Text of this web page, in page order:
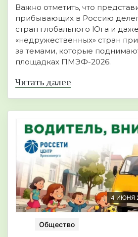
Важно отметить, что
прибывающих в Россию
стран глобального Юга и даже
«недружественных» стран
за темами, которые
площадках ПМЭФ-2026.
Читать далее
4 ИЮНЯ
Общество